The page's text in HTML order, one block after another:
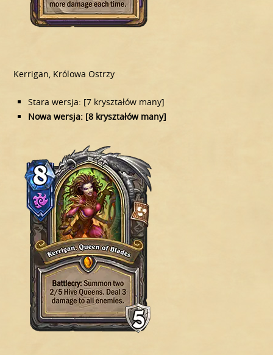
Kerrigan, Królowa Ostrzy
Stara wersja: [7 kryształów many]
Nowa wersja: [8 kryształów many]